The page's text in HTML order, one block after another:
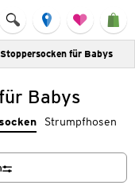
für Babys
Babys
Strumpfhosen